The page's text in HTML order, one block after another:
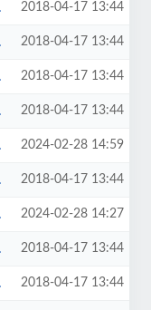
2018-04-17 13:44
2018-04-17 13:44
2018-04-17 13:44
2018-04-17 13:44
2024-02-28 14:59
2018-04-17 13:44
2024-02-28 14:27
2018-04-17 13:44
2018-04-17 13:44